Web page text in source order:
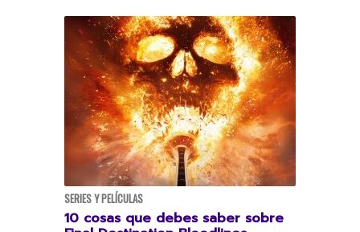
SERIES Y PELÍCULAS
10 cosas que debes saber sobre